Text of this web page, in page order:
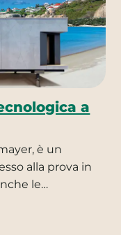
a
è un
alla prova in
le…